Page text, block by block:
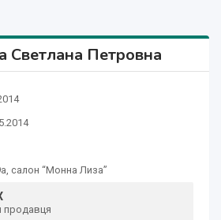
Светлана Петровна
салон “Монна Лиза”
продавця